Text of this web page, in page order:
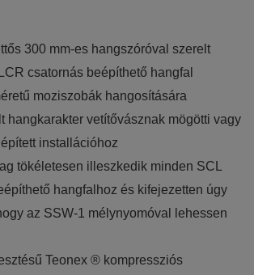
300 mm-es hangszóróval szerelt
csatornás beépíthető hangfal
moziszobák hangosítására
hangkarakter vetítővásznak mögötti vagy
installációhoz
tökéletesen illeszkedik minden SCL
hangfalhoz és kifejezetten úgy
az SSW-1 mélynyomóval lehessen
Teonex ® kompressziós